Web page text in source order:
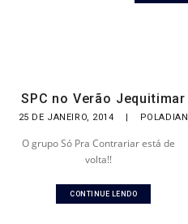
SPC no Verão Jequitimar
25 DE JANEIRO, 2014 | POLADIAN
O grupo Só Pra Contrariar está de
volta!!
CONTINUE LENDO